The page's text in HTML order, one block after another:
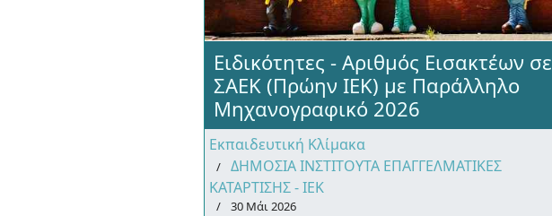
Ειδικότητες - Αριθμός Εισακτέων σε
ΣΑΕΚ (Πρώην ΙΕΚ) με Παράλληλο
Μηχανογραφικό 2026
Εκπαιδευτική Κλίμακα
ΔΗΜΟΣΙΑ ΙΝΣΤΙΤΟΥΤΑ ΕΠΑΓΓΕΛΜΑΤΙΚΕΣ
ΚΑΤΑΡΤΙΣΗΣ - ΙΕΚ
30 Μάι 2026